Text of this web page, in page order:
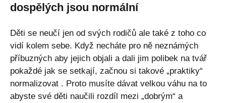
dospělých jsou normální
Děti se neučí jen od svých rodičů ale také z toho co
vidí kolem sebe. Když necháte pro ně neznámých
příbuzných aby jejich objali a dali jim polibek na tvář
pokaždé jak se setkají, začnou si takové „praktiky“
normalizovat . Proto musíte dávat velkou váhu na to
abyste své děti naučili rozdíl mezi „dobrým“ a